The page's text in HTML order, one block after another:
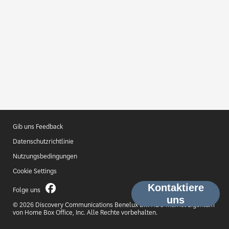
Gib uns Feedback
Datenschutzrichtlinie
Nutzungsbedingungen
Cookie Settings
Folge uns
© 2026 Discovery Communications Benelux B.V. HBO Max ist Eigentum
von Home Box Office, Inc. Alle Rechte vorbehalten.